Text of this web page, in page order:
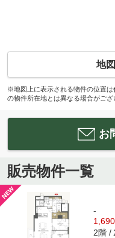
地
※地図上に表示される物件の位置
の物件所在地とは異なる場合がござ
お
販売物件一覧
-
2階